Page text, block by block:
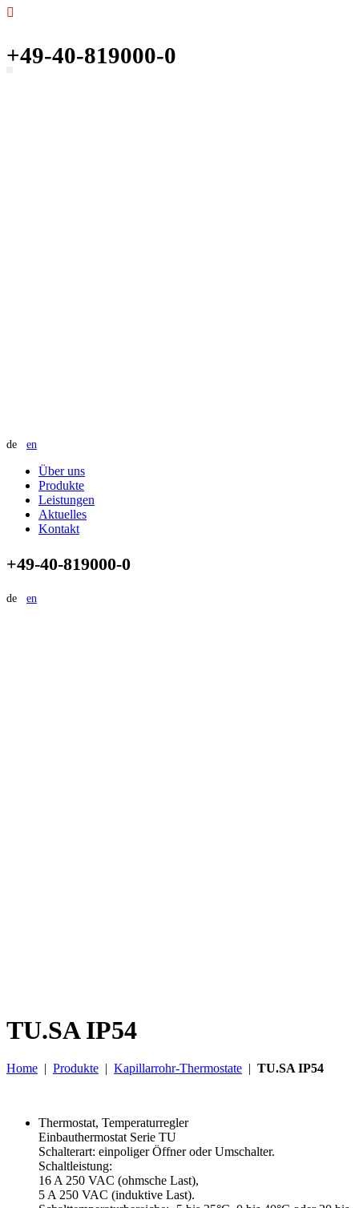
+49-40-819000-0
de en
Über uns
Produkte
Leistungen
Aktuelles
Kontakt
+49-40-819000-0
de en
TU.SA IP54
Home | Produkte | Kapillarrohr-Thermostate | TU.SA IP54
Thermostat, Temperaturregler
Einbauthermostat Serie TU
Schalterart: einpoliger Öffner oder Umschalter.
Schaltleistung:
16 A 250 VAC (ohmsche Last),
5 A 250 VAC (induktive Last).